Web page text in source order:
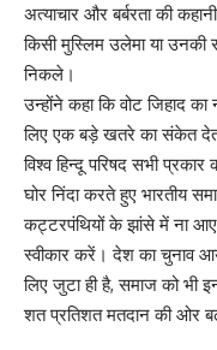
अत्याचार और बर्बरता की
किसी मुस्लिम उलेमा या उनकी
निकले।
उन्होंने कहा कि वोट जिहाद
लिए एक बड़े खतरे का संकेत
विश्व हिन्दू परिषद सभी
घोर निंदा करते हुए भारतीय
कट्टरपंथियों के झांसे में ना
स्वीकार करें। देश का चुनाव
लिए जुटा ही है, समाज को भी
शत प्रतिशत मतदान की ओर